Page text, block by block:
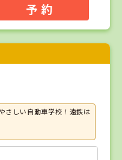
予 約
さしい自動車学校！遠鉄は